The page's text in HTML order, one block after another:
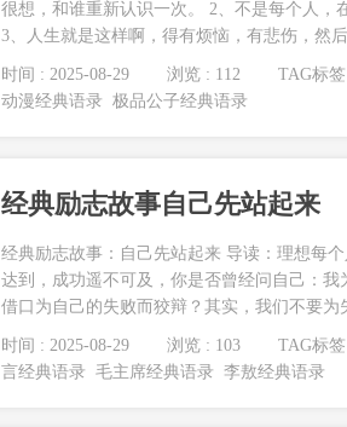
很想，和谁重新认识一次。 2、不是每个人，
3、人生就是这样啊，得有烦恼，有悲伤，然
时间 : 2025-08-29 浏览 : 112 TAG标签
动漫经典语录 极品公子经典语录
经典励志故事自己先站起来
经典励志故事：自己先站起来 导读：理想每
达到，成功遥不可及，你是否曾经问自己：
借口为自己的失败而狡辩？其实，我们不要为
时间 : 2025-08-29 浏览 : 103 TAG标
言经典语录 毛主席经典语录 李敖经典语录